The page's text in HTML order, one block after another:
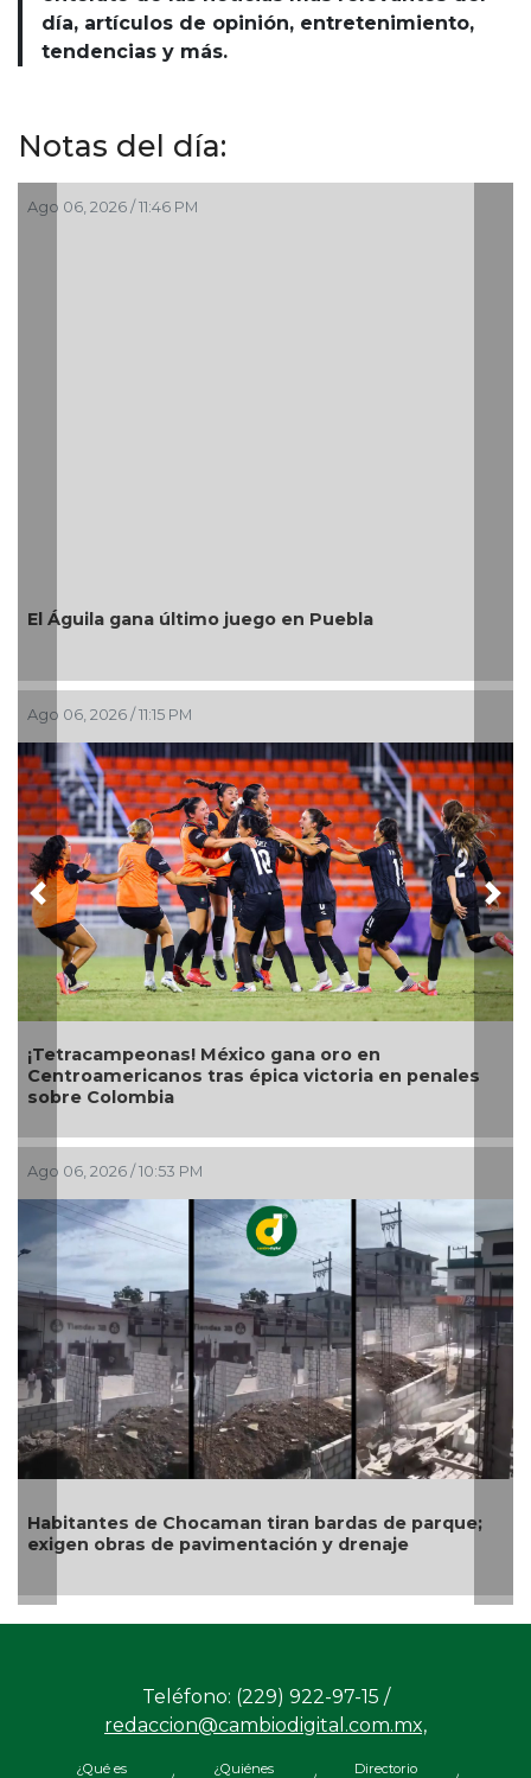
día, artículos de opinión, entretenimiento,
tendencias y más.
Notas del día:
2026 / 11:46 PM
gana último juego en Puebla
2026 / 11:15 PM
México gana oro en
tras épica victoria en penales
Colombia
2026 / 10:53 PM
de Chocaman tiran bardas de parque;
obras de pavimentación y drenaje
Con
exige a
Previous
Teléfono: (229) 922-97-15 /
redaccion@cambiodigital.com.mx,
¿Qué es ¿Quiénes Directorio